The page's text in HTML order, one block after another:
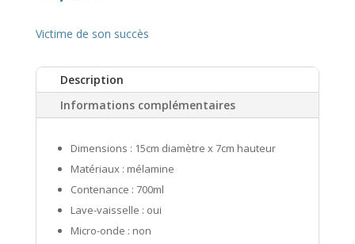
Victime de son succès
Description
Informations complémentaires
Dimensions : 15cm diamètre x 7cm hauteur
Matériaux : mélamine
Contenance : 700ml
Lave-vaisselle : oui
Micro-onde : non